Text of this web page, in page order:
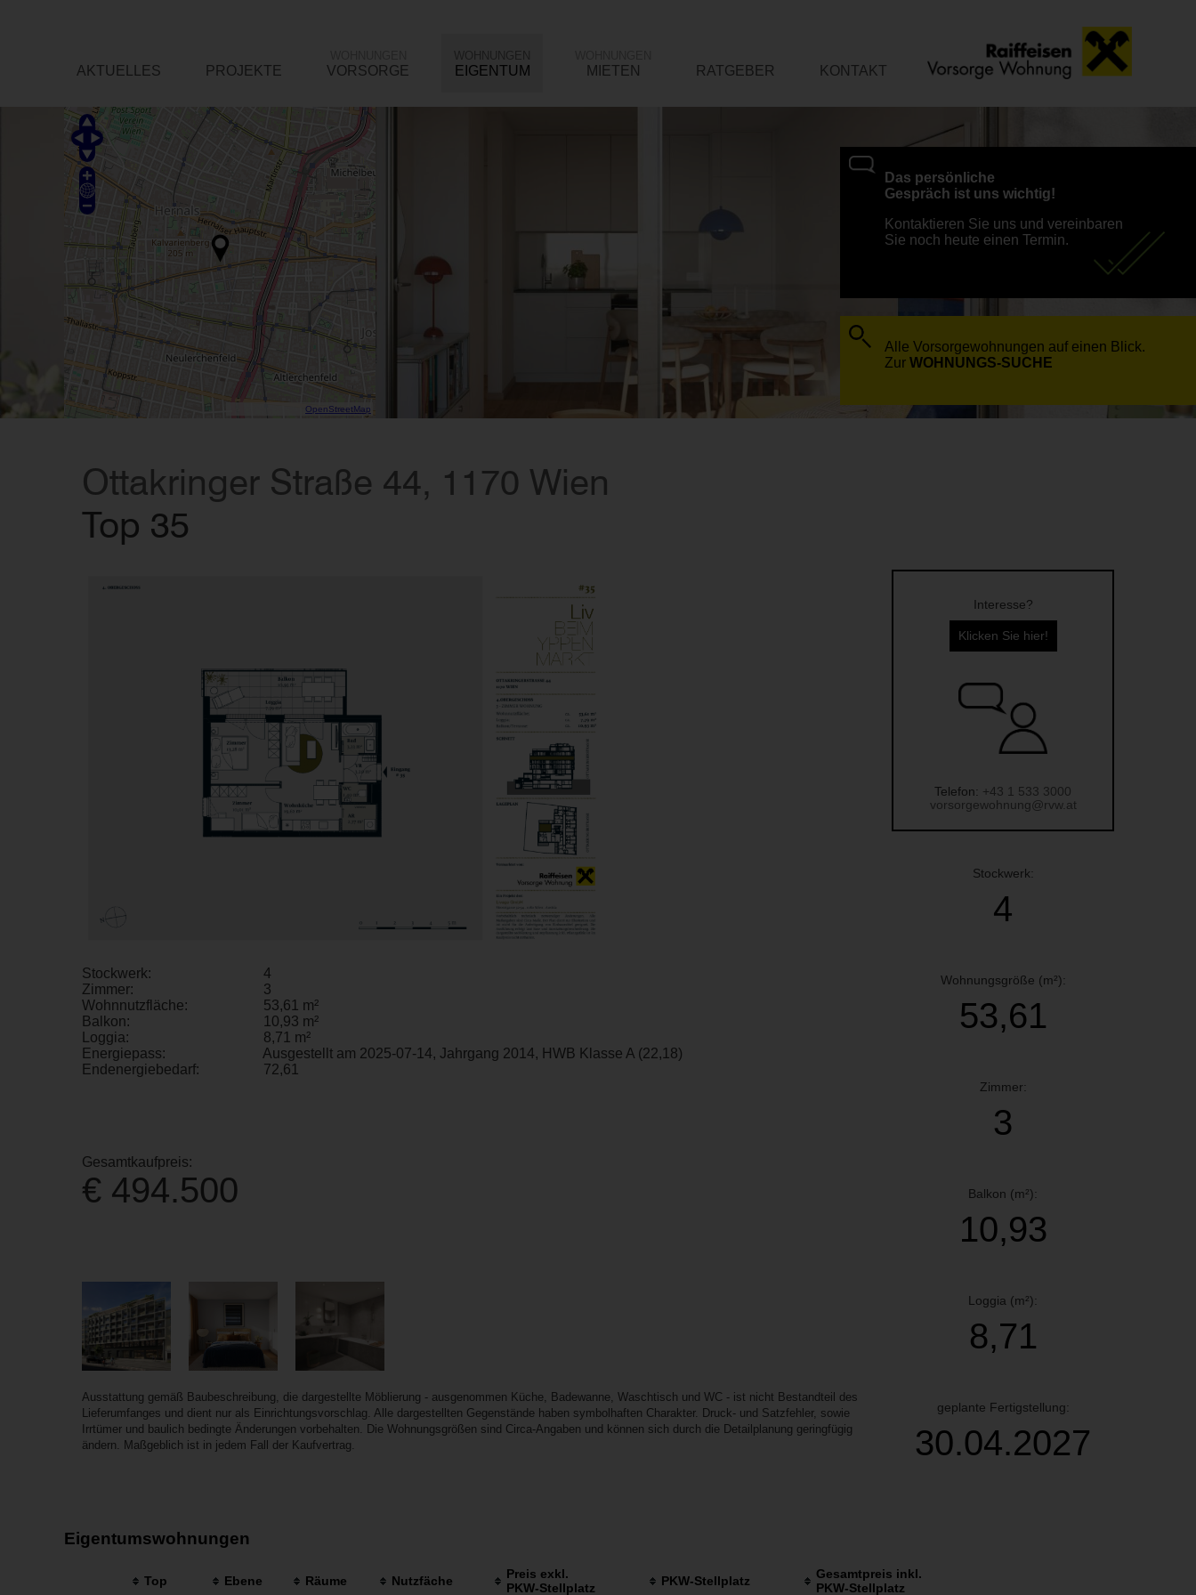
Das persönliche
Gespräch ist uns wichtig!
Kontaktieren Sie uns und vereinbaren
Sie noch heute einen Termin.
Alle Vorsorgewohnungen auf einen Blick.
Zur WOHNUNGS-SUCHE
AKTUELLES PROJEKTE VORSORGE EIGENTUM MIETEN RATGEBER KONTAKT
OpenStreetMap
Ottakringer Straße 44, 1170 Wien
Top 35
Interesse?
Klicken Sie hier!
Telefon: +43 1 533 3000
vorsorgewohnung@rvw.at
Stockwerk:
4
Wohnungsgröße (m²):
53,61
Zimmer:
3
Balkon (m²):
10,93
Loggia (m²):
8,71
geplante Fertigstellung:
30.04.2027
Stockwerk:
4
Zimmer:
3
Wohnnutzfläche:
53,61 m²
Balkon:
10,93 m²
Loggia:
8,71 m²
Energiepass:
Ausgestellt am 2025-07-14, Jahrgang 2014, HWB Klasse A (22,18)
Endenergiebedarf:
72,61
Gesamtkaufpreis:
€ 494.500
Ausstattung gemäß Baubeschreibung, die dargestellte Möblierung - ausgenommen Küche, Badewanne, Waschtisch und WC - ist nicht Bestandteil des
Lieferumfanges und dient nur als Einrichtungsvorschlag. Alle dargestellten Gegenstände haben symbolhaften Charakter. Druck- und Satzfehler, sowie
Irrtümer und baulich bedingte Änderungen vorbehalten. Die Wohnungsgrößen sind Circa-Angaben und können sich durch die Detailplanung geringfügig
ändern. Maßgeblich ist in jedem Fall der Kaufvertrag.
Eigentumswohnungen
Top Ebene Räume Nutzfäche
Preis exkl.
PKW-Stellplatz
PKW-Stellplatz
Gesamtpreis inkl.
PKW-Stellplatz